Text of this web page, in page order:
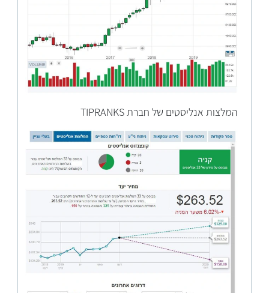
המלצות אנליסטים של חברת TIPRANKS